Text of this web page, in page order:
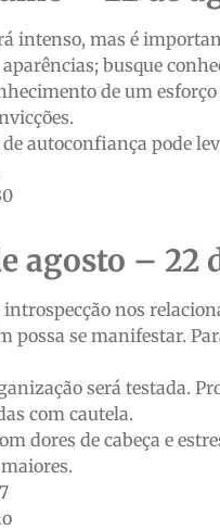
intenso, mas é
busque
de um
de autoconfiança pode
agosto – 22
introspecção nos
possa se manifestar.
será testada.
com cautela.
dores de cabeça e